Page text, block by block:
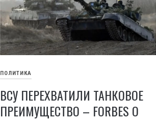
ПОЛИТИКА
ВСУ ПЕРЕХВАТИЛИ ТАНКОВОЕ
ПРЕИМУЩЕСТВО – FORBES О